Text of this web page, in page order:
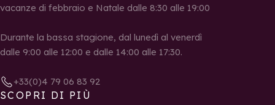
vacanze di febbraio e Natale dalle 8:30 alle 19:00
Durante la bassa stagione, dal lunedì al venerdì
dalle 9:00 alle 12:00 e dalle 14:00 alle 17:30.
+33(0)4 79 06 83 92
SCOPRI DI PIÙ